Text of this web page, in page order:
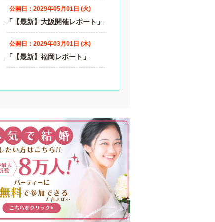
公開日：2029年05月01日 (火)
「【最新】大阪開催レポート」
公開日：2029年03月01日 (木)
「【最新】福岡レポート」